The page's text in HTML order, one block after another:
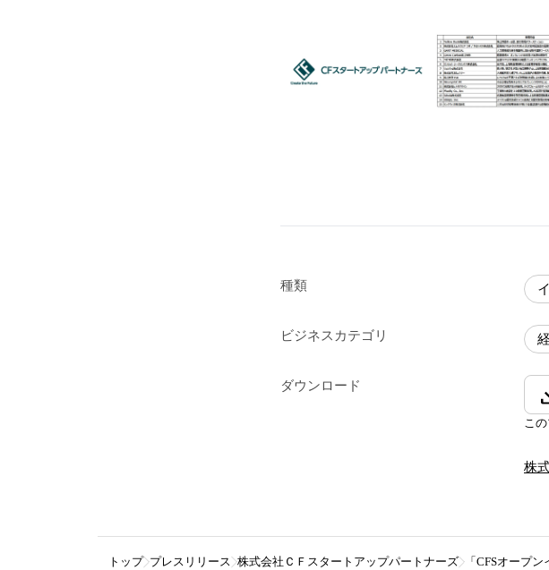
種類
ビジネスカテゴリ
ダウンロード
こ
株
トップ プレスリリース 株式会社ＣＦスタートアップパートナーズ 「CFSオープ